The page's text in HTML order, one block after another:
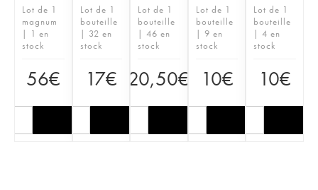
Lot de 1
magnum
| 1 en
stock
56€
Lot de 1
bouteille
| 32 en
stock
17€
Lot de 1
bouteille
| 46 en
stock
20,50€
Lot de 1
bouteille
| 9 en
stock
10€
Lot de 1
bouteille
| 4 en
stock
10€